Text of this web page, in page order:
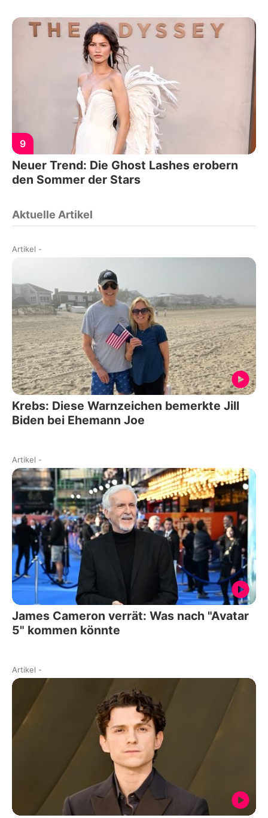
9
Neuer Trend: Die Ghost Lashes erobern
den Sommer der Stars
Aktuelle Artikel
Artikel -
Krebs: Diese Warnzeichen bemerkte Jill
Biden bei Ehemann Joe
Artikel -
James Cameron verrät: Was nach "Avatar
5" kommen könnte
Artikel -